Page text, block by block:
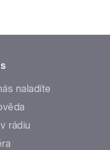
naladíte
rádiu